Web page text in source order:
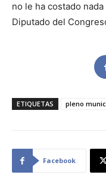
no le ha costado
Diputado del
ETIQUETAS pleno
Facebook